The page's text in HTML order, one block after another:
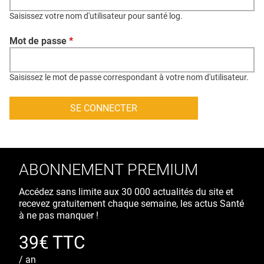
CONTACT
CRÉDITS
Saisissez votre nom d'utilisateur pour santé log.
Mot de passe *
Saisissez le mot de passe correspondant à votre nom d'utilisateur.
ABONNEMENT PREMIUM
Accédez sans limite aux 30 000 actualités du site et
recevez gratuitement chaque semaine, les actus Santé
à ne pas manquer !
39€ TTC
/ an